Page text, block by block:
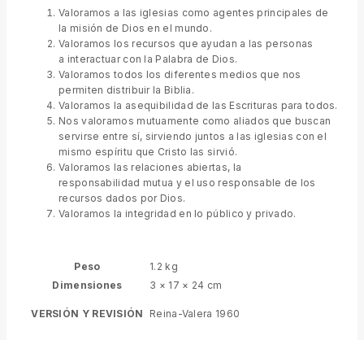
Valoramos a las iglesias como agentes principales de
la misión de Dios en el mundo.
Valoramos los recursos que ayudan a las personas
a interactuar con la Palabra de Dios.
Valoramos todos los diferentes medios que nos
permiten distribuir la Biblia.
Valoramos la asequibilidad de las Escrituras para todos.
Nos valoramos mutuamente como aliados que buscan
servirse entre sí, sirviendo juntos a las iglesias con el
mismo espíritu que Cristo las sirvió.
Valoramos las relaciones abiertas, la
responsabilidad mutua y el uso responsable de los
recursos dados por Dios.
Valoramos la integridad en lo público y privado.
Peso
1.2 kg
Dimensiones
3 × 17 × 24 cm
VERSIÓN Y REVISIÓN Reina-Valera 1960